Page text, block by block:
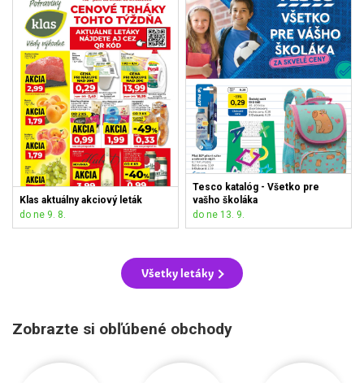
Klas aktuálny akciový leták
do ne 9. 8.
Tesco katalóg - Všetko pre
vašho školáka
do ne 13. 9.
Všetky letáky
Zobrazte si obľúbené obchody